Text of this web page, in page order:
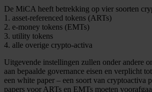
De MiCA heeft betrekking op vier soorten
1. asset-referenced tokens (ARTs)
2. e-money tokens (EMTs)
3. utility tokens
4. alle overige crypto-activa
Uitgevende instellingen zullen onder andere
aan bepaalde governance eisen en verplicht
een white paper – een soort van cryptoactiva
papers voor ARTs en EMTs moeten